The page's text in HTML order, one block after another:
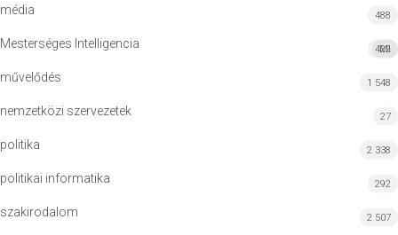
média 488
Mesterséges Intelligencia MI
422
művelődés 1 548
nemzetközi szervezetek 27
politika 2 338
politikai informatika 292
szakirodalom 2 507